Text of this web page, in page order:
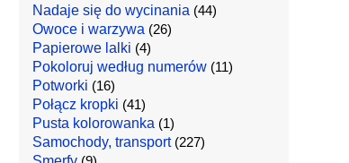
Nadaje się do wycinania (44)
Owoce i warzywa (26)
Papierowe lalki (4)
Pokoloruj według numerów(11)
Potworki (16)
Połącz kropki (41)
Pusta kolorowanka (1)
Samochody, transport(227)